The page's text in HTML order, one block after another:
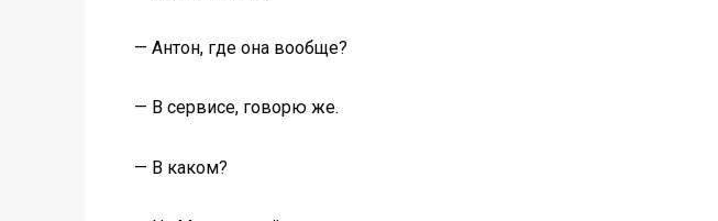
— Антон, где она вообще?
— В сервисе, говорю же.
— В каком?